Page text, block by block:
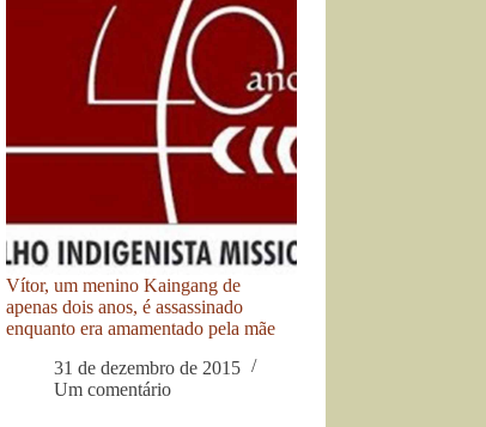
Vítor, um menino Kaingang de
apenas dois anos, é assassinado
enquanto era amamentado pela mãe
31 de dezembro de 2015
Um comentário